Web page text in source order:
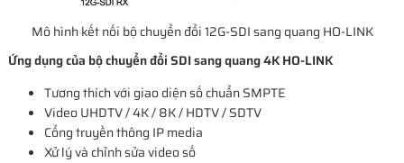
Mô hình kết nối bộ chuyển đổi 12G-SDI sang quang HO-LINK
Ứng dụng của bộ chuyển đổi SDI sang quang 4K HO-LINK
Tương thích với giao diện số chuẩn SMPTE
Video UHDTV / 4K / 8K / HDTV / SDTV
Cổng truyền thông IP media
Xử lý và chỉnh sửa video số